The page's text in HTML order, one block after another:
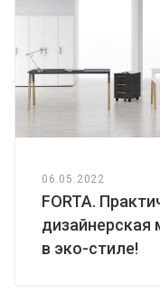
Конструкция шкафа
креплениями –
по высоте опоры
неровном полу.
06.05.2022
FORTA.
дизайнерская
в эко-стиле!